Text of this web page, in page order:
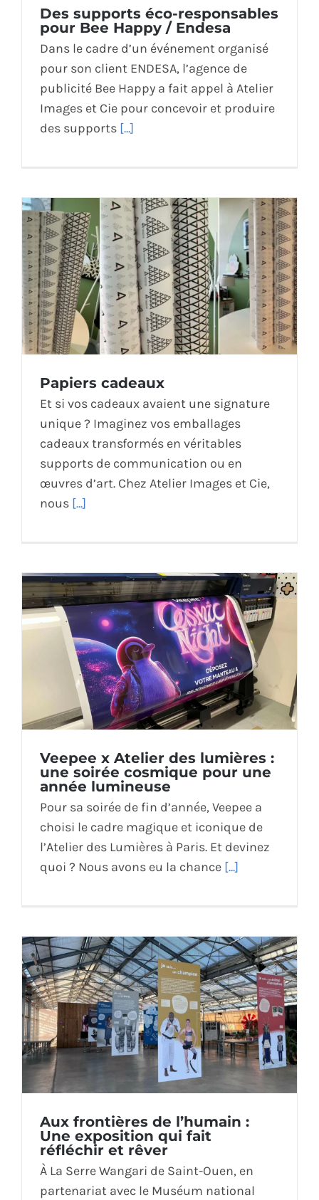
Des supports éco-responsables
pour Bee Happy / Endesa
Dans le cadre d’un événement organisé
pour son client ENDESA, l’agence de
publicité Bee Happy a fait appel à Atelier
Images et Cie pour concevoir et produire
des supports [...]
Papiers cadeaux
Et si vos cadeaux avaient une signature
unique ? Imaginez vos emballages
cadeaux transformés en véritables
supports de communication ou en
œuvres d’art. Chez Atelier Images et Cie,
nous [...]
Veepee x Atelier des lumières :
une soirée cosmique pour une
année lumineuse
Pour sa soirée de fin d’année, Veepee a
choisi le cadre magique et iconique de
l’Atelier des Lumières à Paris. Et devinez
quoi ? Nous avons eu la chance [...]
Aux frontières de l’humain :
Une exposition qui fait
réfléchir et rêver
À La Serre Wangari de Saint-Ouen, en
partenariat avec le Muséum national